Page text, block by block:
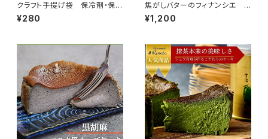
クラフト手提げ袋 保冷剤・保冷
バックセット
¥280
焦がしバターのフィナンシエ ６
個
¥1,200